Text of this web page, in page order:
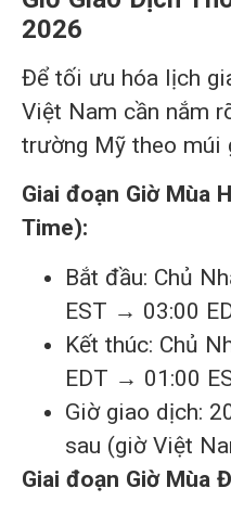
2026
Để tối ưu hóa lịch
Việt Nam cần nắm
trường Mỹ theo múi
Giai đoạn Giờ Mùa
Time):
Bắt đầu: Chủ
EST → 03:00
Kết thúc: Chủ
EDT → 01:00
Giờ giao dịch:
sau (giờ Việt
Giai đoạn Giờ Mùa